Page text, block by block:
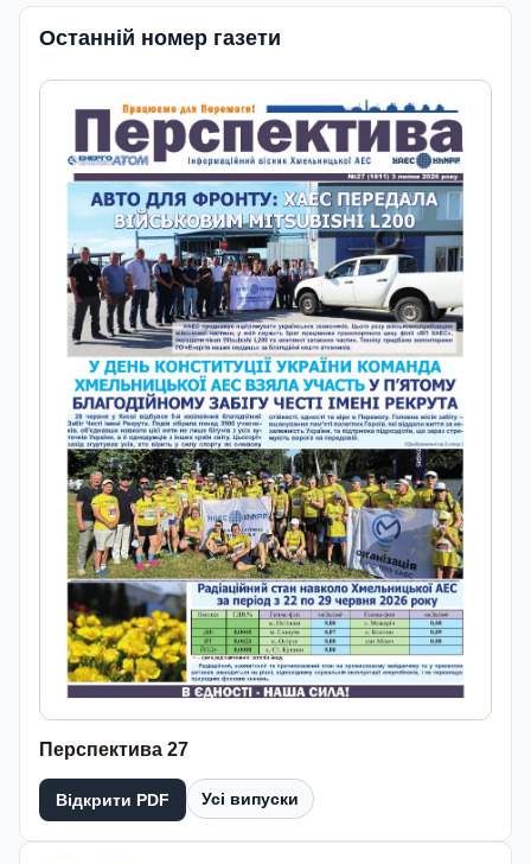
Останній номер газети
Перспектива 27
Відкрити PDF Усі випуски